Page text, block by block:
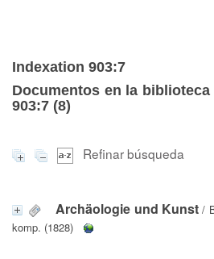
Indexation 903:7
Documentos en la
903:7 (8)
Refinar búsqueda
Archäologie und Kunst /
komp. (1828)